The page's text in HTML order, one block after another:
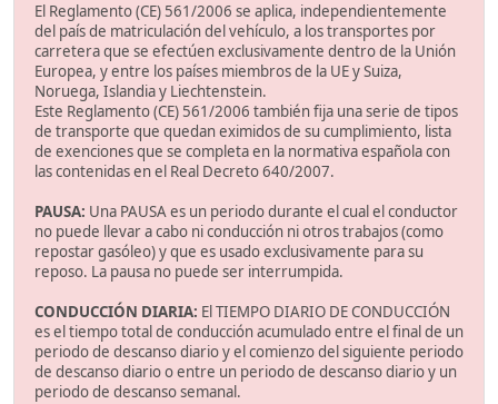
El Reglamento (CE) 561/2006 se aplica, independientemente
del país de matriculación del vehículo, a los transportes por
carretera que se efectúen exclusivamente dentro de la Unión
Europea, y entre los países miembros de la UE y Suiza,
Noruega, Islandia y Liechtenstein.
Este Reglamento (CE) 561/2006 también fija una serie de tipos
de transporte que quedan eximidos de su cumplimiento, lista
de exenciones que se completa en la normativa española con
las contenidas en el Real Decreto 640/2007.
PAUSA: Una PAUSA es un periodo durante el cual el conductor
no puede llevar a cabo ni conducción ni otros trabajos (como
repostar gasóleo) y que es usado exclusivamente para su
reposo. La pausa no puede ser interrumpida.
CONDUCCIÓN DIARIA: El TIEMPO DIARIO DE CONDUCCIÓN
es el tiempo total de conducción acumulado entre el final de un
periodo de descanso diario y el comienzo del siguiente periodo
de descanso diario o entre un periodo de descanso diario y un
periodo de descanso semanal.